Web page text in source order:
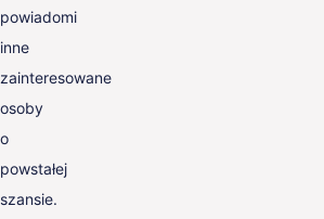
powiadomi
inne
zainteresowane
osoby
o
powstałej
szansie.